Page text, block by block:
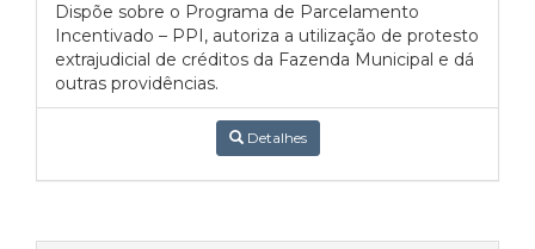
Dispõe sobre o Programa de Parcelamento
Incentivado – PPI, autoriza a utilização de protesto
extrajudicial de créditos da Fazenda Municipal e dá
outras providências.
Detalhes